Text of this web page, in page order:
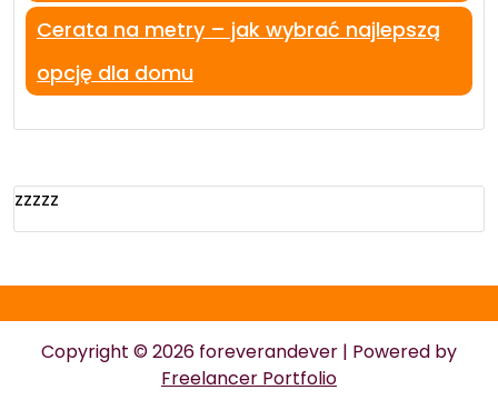
Cerata na metry – jak wybrać najlepszą
opcję dla domu
zzzzz
Copyright © 2026 foreverandever | Powered by
Freelancer Portfolio